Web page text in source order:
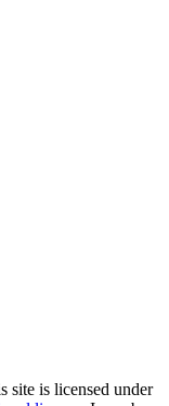
site is licensed under